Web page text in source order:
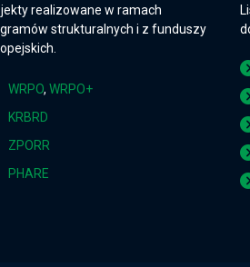
realizowane w ramach
strukturalnych i z funduszy
WRPO, WRPO+
KRBRD
ZPORR
PHARE